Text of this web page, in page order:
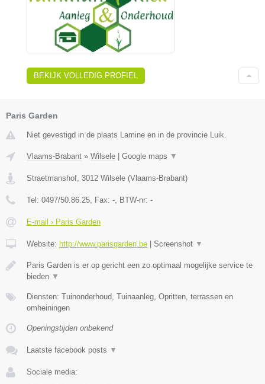
BEKIJK VOLLEDIG PROFIEL
Paris Garden
Niet gevestigd in de plaats Lamine en in de provincie Luik.
Vlaams-Brabant » Wilsele Google maps ▼
Straetmanshof 3012 Wilsele (Vlaams-Brabant)
Tel: 0497/50.86.25 , Fax: - , BTW-nr: -
E-mail › Paris Garden
Website: http://www.parisgarden.be Screenshot ▼
Paris Garden is er op gericht een zo optimaal mogelijke service te
bieden ▼
Diensten: Tuinonderhoud, Tuinaanleg, Opritten, terrassen en
omheiningen
Openingstijden onbekend
Laatste facebook posts ▼
Sociale media: